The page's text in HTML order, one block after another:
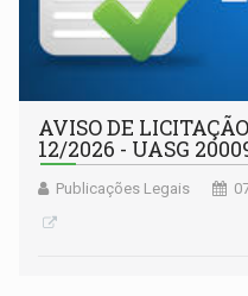
AVISO DE
12/2026 - UASG
Publicações Legais